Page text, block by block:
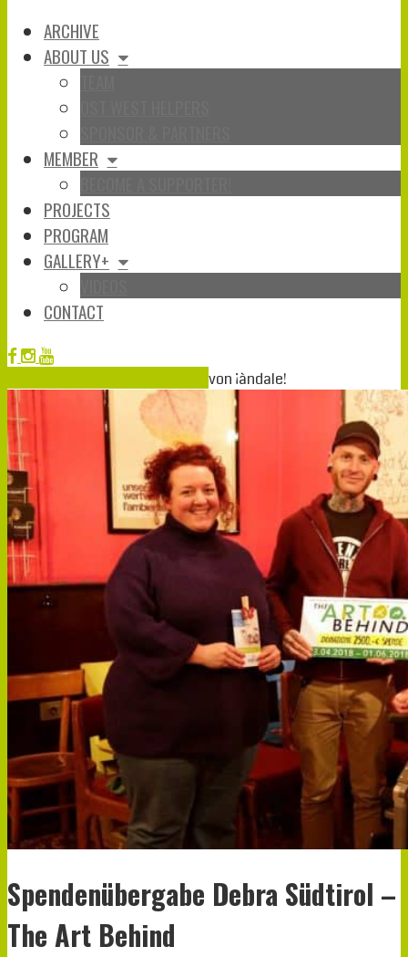
ARCHIVE
ABOUT US
MEMBER
PROJECTS
PROGRAM
GALLERY+
CONTACT
von ¡àndale!
Spendenübergabe Debra Südtirol –
The Art Behind